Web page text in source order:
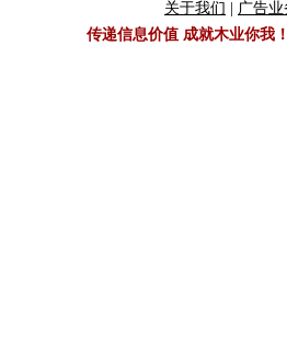
关于我们
广告业
传递信息价值 成就木业你我